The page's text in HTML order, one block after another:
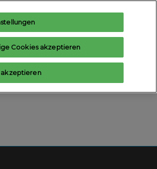
Ausstelleranfrage
Login
Cookies akzeptieren
akzeptieren